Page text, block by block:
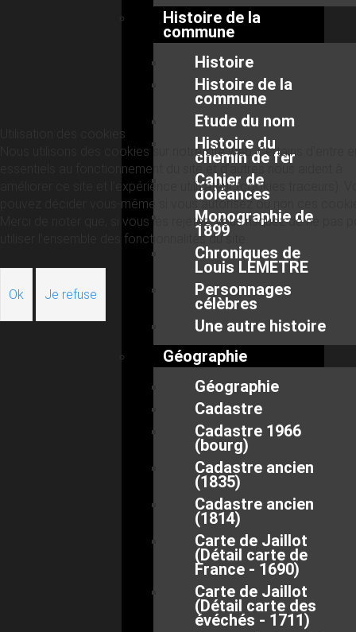
Histoire de la
commune
Histoire
Histoire de la
commune
Etude du nom
Histoire du
chemin de fer
Cahier de
doléances
Monographie de
1899
Chroniques de
Louis LEMETRE
Personnages
célèbres
Une autre histoire
Géographie
Géographie
Cadastre
Cadastre 1966
(bourg)
Cadastre ancien
(1835)
Cadastre ancien
(1814)
Carte de Jaillot
(Détail carte de
France - 1690)
Carte de Jaillot
(Détail carte des
évéchés - 1711)
Utilisation des cookies
Nous utilisons des cookies sur notre site web. Certains d’entre
essentiels au fonctionnement du site et d’autres nous aident à
améliorer ce site et l’expérience utilisateur (cookies traceurs).
pouvez décider vous-même si vous autorisez ou non ces
Merci de noter que, si vous les rejetez, vous risquez de ne pas
utiliser l’ensemble des fonctionnalités du site.
Ok Je refuse